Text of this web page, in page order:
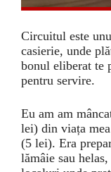
Circuitul este
casierie, unde
bonul eliberat te
pentru servire.
Eu am am
lei) din viața
(5 lei). Era
lămâie sau